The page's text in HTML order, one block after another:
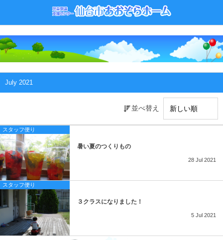
July 2021
並べ替え
スタッフ便り
暑い夏のつくりもの
28 Jul 2021
スタッフ便り
３クラスになりました！
5 Jul 2021
お知らせ
スタッフ便り